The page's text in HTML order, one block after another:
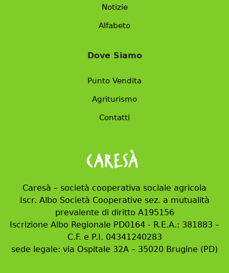
Notizie
Alfabeto
Dove Siamo
Punto Vendita
Agriturismo
Contatti
Caresà – società cooperativa sociale agricola
Iscr. Albo Società Cooperative sez. a mutualità
prevalente di diritto A195156
Iscrizione Albo Regionale PD0164 - R.E.A.: 381883 –
C.F. e P.I. 04341240283
sede legale: via Ospitale 32A – 35020 Brugine (PD)